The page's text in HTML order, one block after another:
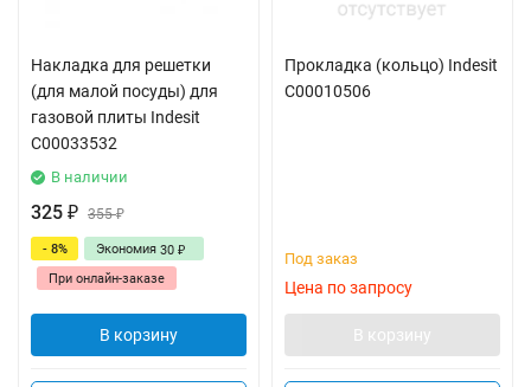
Накладка для решетки
(для малой посуды) для
газовой плиты Indesit
C00033532
В наличии
325 ₽ 355₽
- 8% Экономия 30 ₽
При онлайн-заказе
В корзину
Прокладка (кольцо) Indesit
C00010506
Под заказ
Цена по запросу
В корзину